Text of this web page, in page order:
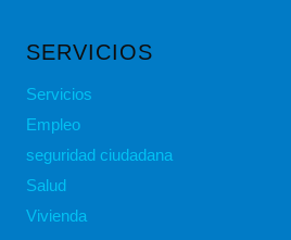
SERVICIOS
Servicios
Empleo
seguridad ciudadana
Salud
Vivienda